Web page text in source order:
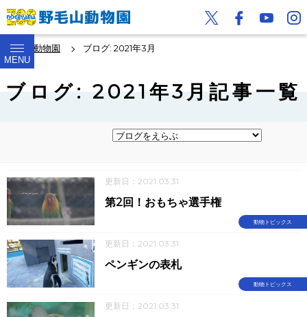
MENU
野毛山動物園 ブログ: 2021年3月
ブログ: 2021年3月記事一覧
更新日：2021.03.31
動物トピックス
第2回！おもちゃ選手権
更新日：2021.03.31
動物トピックス
ペンギンの表札
更新日：2021.03.31